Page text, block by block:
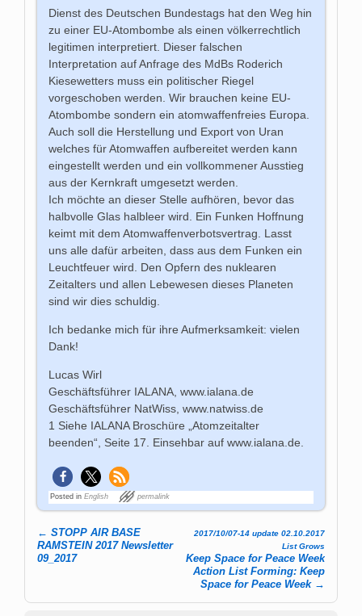
Dienst des Deutschen Bundestags hat den Weg hin
zu einer EU-Atombombe als einen völkerrechtlich
legitimen interpretiert. Dieser falschen
Interpretation auf Anfrage des MdBs Roderich
Kiesewetters muss ein politischer Riegel
vorgeschoben werden. Wir brauchen keine EU-
Atombombe sondern ein atomwaffenfreies Europa.
Auch soll die Herstellung und Export von Uran
welches für Atomwaffen aufbereitet werden kann
eingestellt werden und ein vollkommener Ausstieg
aus der Kernkraft umgesetzt werden.
Ich möchte an dieser Stelle aufhören, bevor das
halbvolle Glas halbleer wird. Ein Funken Hoffnung
keimt mit dem Atomwaffenverbotsvertrag. Lasst
uns alle dafür arbeiten, dass aus dem Funken ein
Leuchtfeuer wird. Den Opfern des nuklearen
Zeitalters und allen Lebewesen dieses Planeten
sind wir dies schuldig.
Ich bedanke mich für ihre Aufmerksamkeit: vielen
Dank!
Lucas Wirl
Geschäftsführer IALANA, www.ialana.de
Geschäftsführer NatWiss, www.natwiss.de
1 Siehe IALANA Broschüre „Atomzeitalter
beenden“, Seite 17. Einsehbar auf www.ialana.de.
Posted in English permalink
Post navigation
← STOPP AIR BASE
RAMSTEIN 2017 Newsletter
09_2017
2017/10/07-14 update 02.10.2017
List Grows
Keep Space for Peace Week
Action List Forming: Keep
Space for Peace Week →